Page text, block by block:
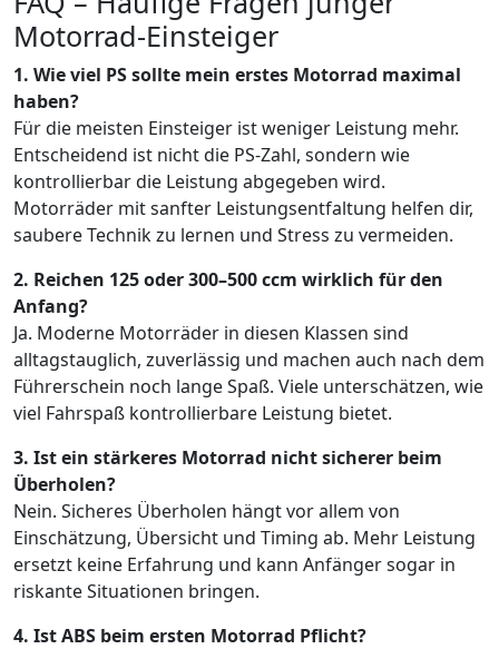
Motorrad-Einsteiger
1. Wie viel PS sollte mein erstes Motorrad maximal
haben?
Für die meisten Einsteiger ist weniger Leistung mehr.
Entscheidend ist nicht die PS-Zahl, sondern wie
kontrollierbar die Leistung abgegeben wird.
Motorräder mit sanfter Leistungsentfaltung helfen dir,
saubere Technik zu lernen und Stress zu vermeiden.
2. Reichen 125 oder 300–500 ccm wirklich für den
Anfang?
Ja. Moderne Motorräder in diesen Klassen sind
alltagstauglich, zuverlässig und machen auch nach dem
Führerschein noch lange Spaß. Viele unterschätzen, wie
viel Fahrspaß kontrollierbare Leistung bietet.
3. Ist ein stärkeres Motorrad nicht sicherer beim
Überholen?
Nein. Sicheres Überholen hängt vor allem von
Einschätzung, Übersicht und Timing ab. Mehr Leistung
ersetzt keine Erfahrung und kann Anfänger sogar in
riskante Situationen bringen.
4. Ist ABS beim ersten Motorrad Pflicht?